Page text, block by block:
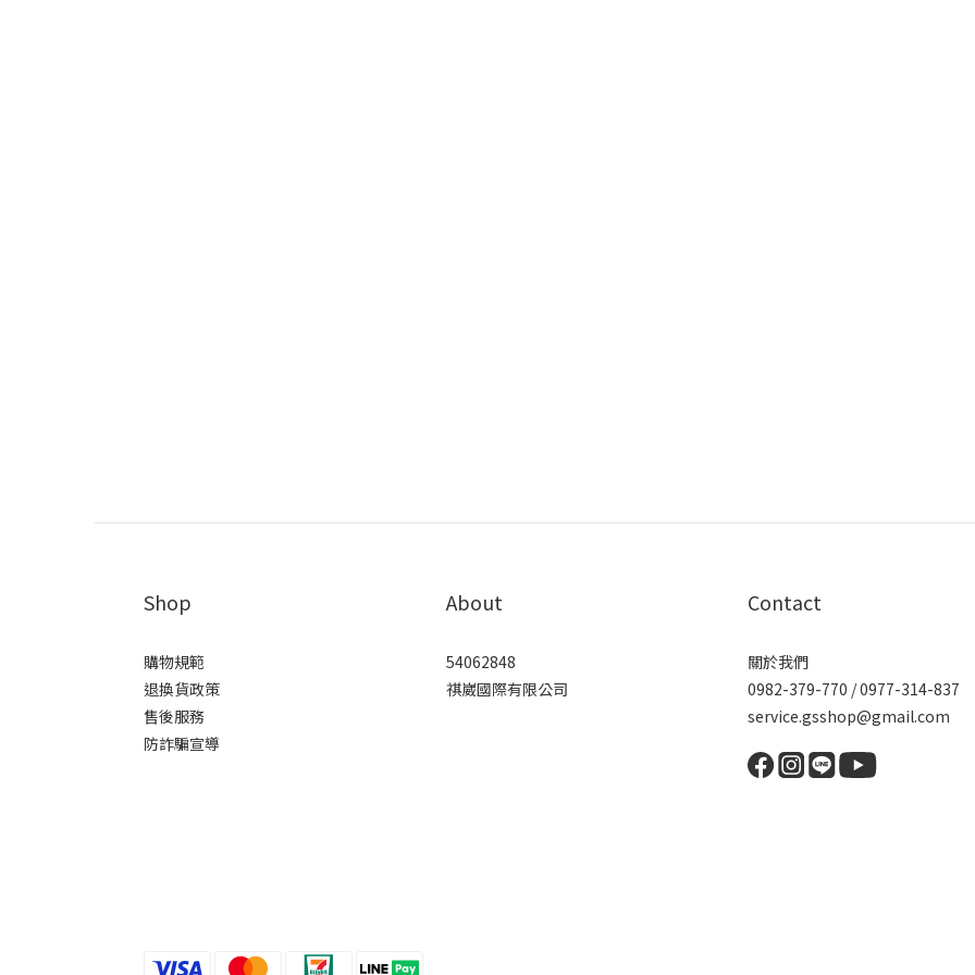
Shop
購物規範
退換貨政策
售後服務
防詐騙宣導
About
54062848
祺崴國際有限公司
Contact
關於我們
0982-379-770 / 0977-314-837
service.gsshop@gmail.com